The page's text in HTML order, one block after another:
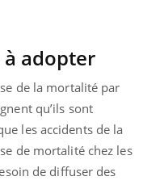
à adopter
de la mortalité par
qu’ils sont
les accidents de la
de mortalité chez les
de diffuser des